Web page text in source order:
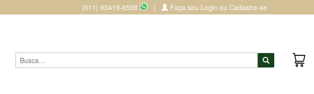
(011) 93419-6598 | Faça seu Login ou Cadastre-se